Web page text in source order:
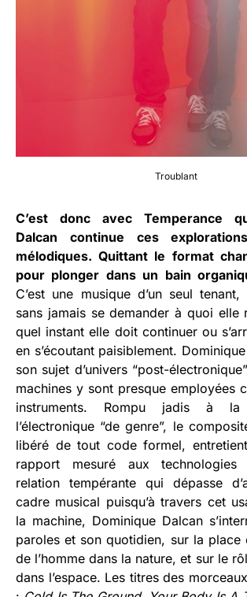
Troublant
C’est donc avec Temperance
Dalcan continue ces
mélodiques. Quittant le format
pour plonger dans un bain
C’est une musique d’un seul
sans jamais se demander à quoi elle
quel instant elle doit continuer ou
en s’écoutant paisiblement.
son sujet d’univers “post-
machines y sont presque employées
instruments. Rompu jadis à
l’électronique “de genre”, le
libéré de tout code formel,
rapport mesuré aux technologies
relation tempérante qui dépasse
cadre musical puisqu’à travers cet
la machine, Dominique Dalcan
paroles et son quotidien, sur la place
de l’homme dans la nature, et sur le
dans l’espace. Les titres des